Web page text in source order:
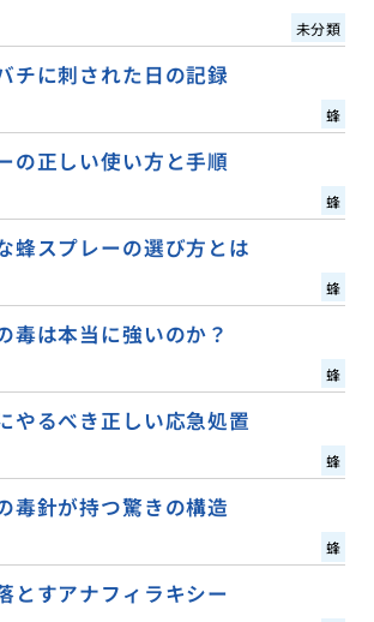
未分類
チに刺された日の記録
蜂
の正しい使い方と手順
蜂
蜂スプレーの選び方とは
蜂
毒は本当に強いのか？
蜂
やるべき正しい応急処置
蜂
毒針が持つ驚きの構造
蜂
とすアナフィラキシー